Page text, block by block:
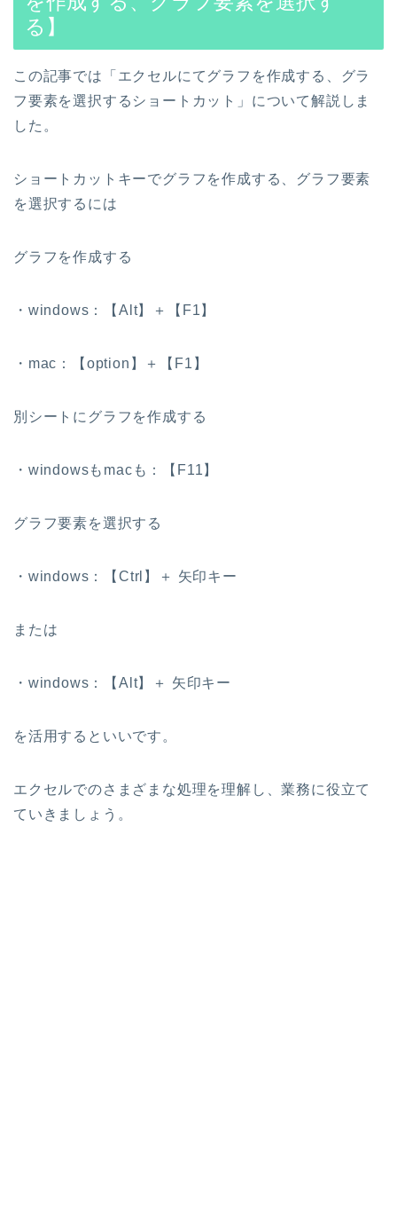
る】
この記事では「エクセルにてグラフを作成する、グラ
フ要素を選択するショートカット」について解説しま
した。
ショートカットキーでグラフを作成する、グラフ要素
を選択するには
グラフを作成する
・windows：【Alt】＋【F1】
・mac：【option】＋【F1】
別シートにグラフを作成する
・windowsもmacも：【F11】
グラフ要素を選択する
・windows：【Ctrl】＋ 矢印キー
または
・windows：【Alt】＋ 矢印キー
を活用するといいです。
エクセルでのさまざまな処理を理解し、業務に役立て
ていきましょう。